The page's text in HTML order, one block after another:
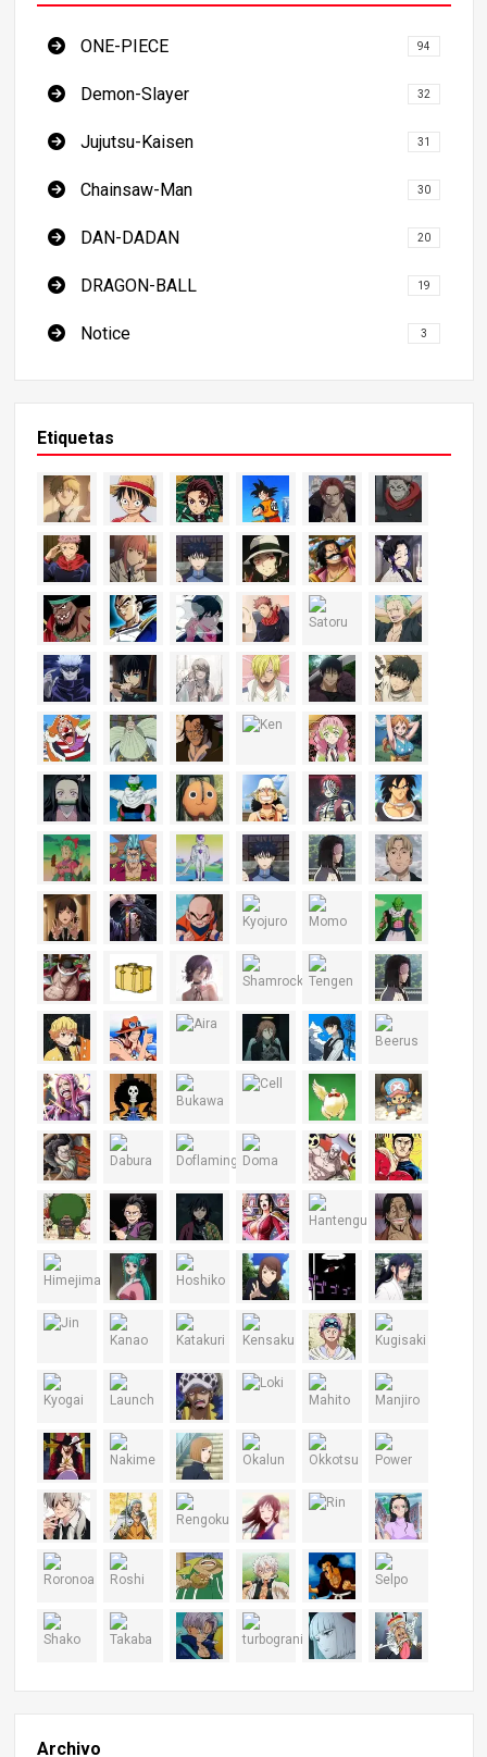
ONE-PIECE 94
Demon-Slayer 32
Jujutsu-Kaisen 31
Chainsaw-Man 30
DAN-DADAN 20
DRAGON-BALL 19
Notice 3
Etiquetas
Archivo